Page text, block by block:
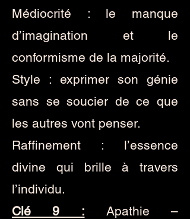
Médiocrité : le manque
d’imagination et le
conformisme de la majorité.
Style : exprimer son génie
sans se soucier de ce que
les autres vont penser.
Raffinement : l’essence
divine qui brille à travers
l’individu.
Clé 9 : Apathie –